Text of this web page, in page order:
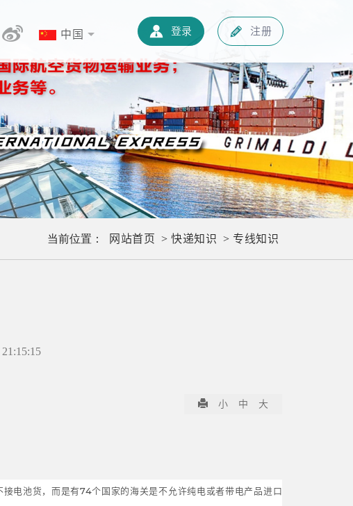
中国 登录 注册
快递知识 联系我们 中文
当前位置： 网站首页 > 快递知识 > 专线知识
小 中 大
接电池货，而是有74个国家的海关是不允许纯电或者带电产品进口